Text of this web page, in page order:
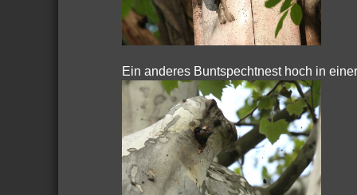
Ein anderes Buntspechtnest hoch in